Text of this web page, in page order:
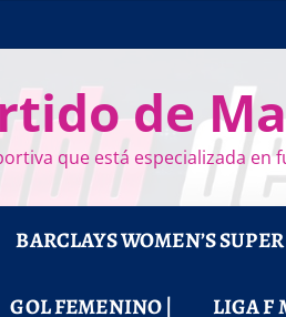
de
que está especializada en
BARCLAYS WOMEN’S
GOL FEMENINO | LIGA F